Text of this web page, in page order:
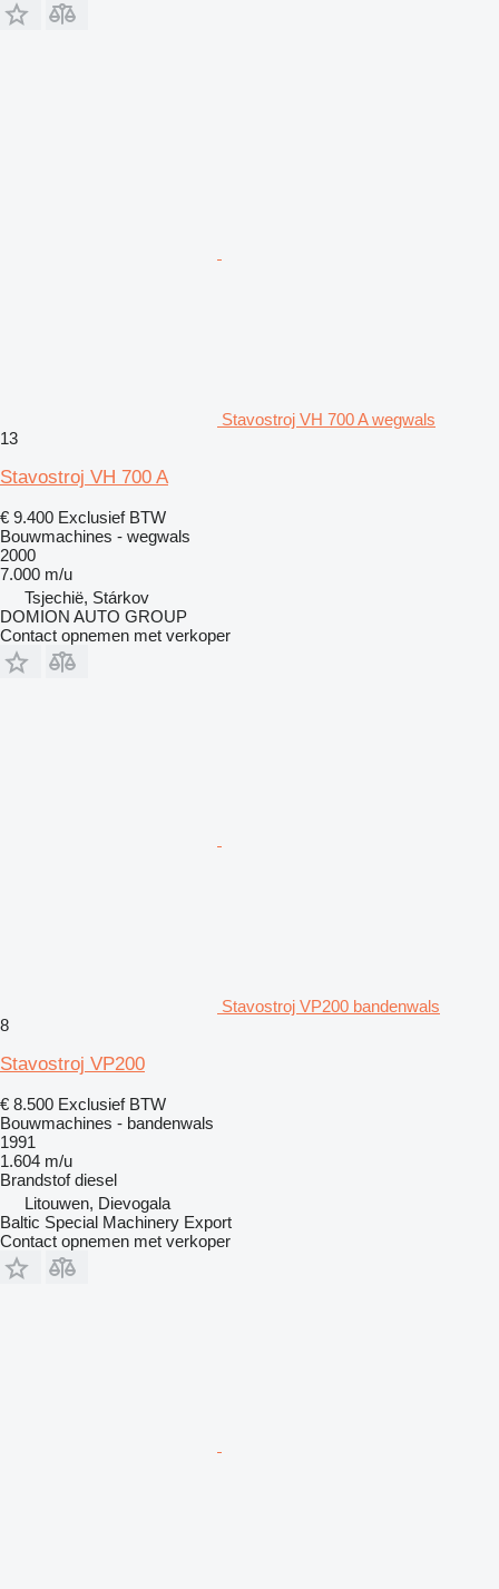
Stavostroj VH 700 A wegwals
13
Stavostroj VH 700 A
€ 9.400 Exclusief BTW
Bouwmachines - wegwals
2000
7.000 m/u
Tsjechië, Stárkov
DOMION AUTO GROUP
Contact opnemen met verkoper
Stavostroj VP200 bandenwals
8
Stavostroj VP200
€ 8.500 Exclusief BTW
Bouwmachines - bandenwals
1991
1.604 m/u
Brandstof diesel
Litouwen, Dievogala
Baltic Special Machinery Export
Contact opnemen met verkoper